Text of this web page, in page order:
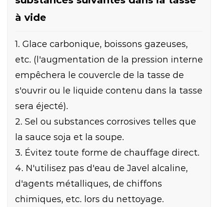
à vide
1. Glace carbonique, boissons gazeuses,
etc. (l'augmentation de la pression interne
empêchera le couvercle de la tasse de
s'ouvrir ou le liquide contenu dans la tasse
sera éjecté).
2. Sel ou substances corrosives telles que
la sauce soja et la soupe.
3. Évitez toute forme de chauffage direct.
4. N'utilisez pas d'eau de Javel alcaline,
d'agents métalliques, de chiffons
chimiques, etc. lors du nettoyage.